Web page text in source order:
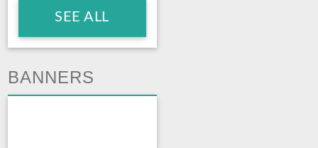
SEE ALL
BANNERS